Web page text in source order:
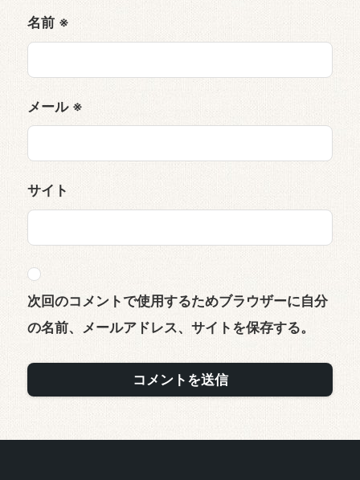
名前 ※
メール ※
サイト
次回のコメントで使用するためブラウザーに自分
の名前、メールアドレス、サイトを保存する。